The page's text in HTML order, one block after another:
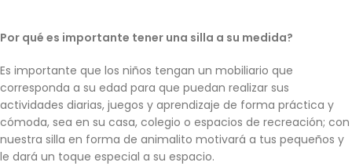
Por qué es importante tener una silla a su medida?
Es importante que los niños tengan un mobiliario que
corresponda a su edad para que puedan realizar sus
actividades diarias, juegos y aprendizaje de forma práctica y
cómoda, sea en su casa, colegio o espacios de recreación; con
nuestra silla en forma de animalito motivará a tus pequeños y
le dará un toque especial a su espacio.